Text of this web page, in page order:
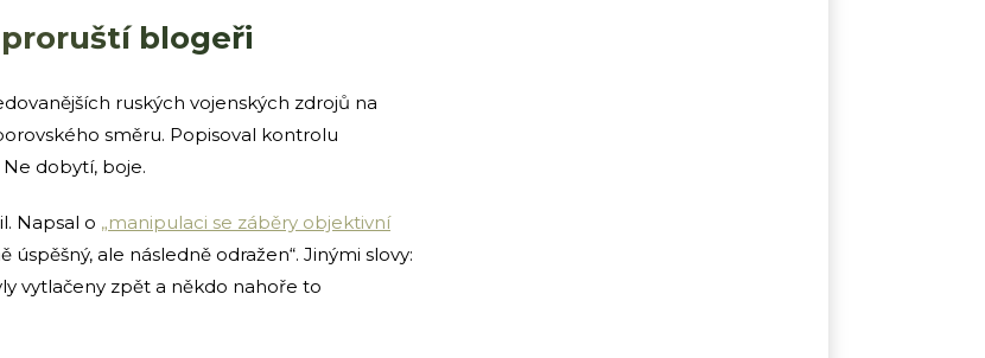
blogeři
ruských vojenských zdrojů na
směru. Popisoval kontrolu
dobytí, boje.
Napsal o „manipulaci se záběry objektivní
ale následně odražen“. Jinými slovy:
vytlačeny zpět a někdo nahoře to